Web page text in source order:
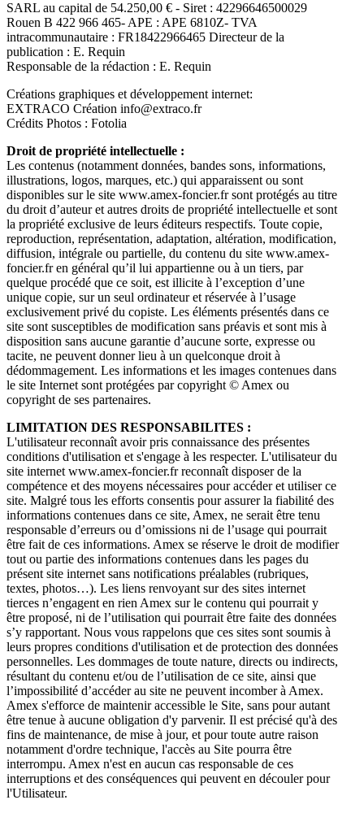
SARL au capital de 54.250,00 € - Siret : 42296646500029
Rouen B 422 966 465- APE : APE 6810Z- TVA
intracommunautaire : FR18422966465 Directeur de la
publication : E. Requin
Responsable de la rédaction : E. Requin
Créations graphiques et développement internet:
EXTRACO Création info@extraco.fr
Crédits Photos : Fotolia
Droit de propriété intellectuelle :
Les contenus (notamment données, bandes sons, informations,
illustrations, logos, marques, etc.) qui apparaissent ou sont
disponibles sur le site www.amex-foncier.fr sont protégés au titre
du droit d’auteur et autres droits de propriété intellectuelle et sont
la propriété exclusive de leurs éditeurs respectifs. Toute copie,
reproduction, représentation, adaptation, altération, modification,
diffusion, intégrale ou partielle, du contenu du site www.amex-
foncier.fr en général qu’il lui appartienne ou à un tiers, par
quelque procédé que ce soit, est illicite à l’exception d’une
unique copie, sur un seul ordinateur et réservée à l’usage
exclusivement privé du copiste. Les éléments présentés dans ce
site sont susceptibles de modification sans préavis et sont mis à
disposition sans aucune garantie d’aucune sorte, expresse ou
tacite, ne peuvent donner lieu à un quelconque droit à
dédommagement. Les informations et les images contenues dans
le site Internet sont protégées par copyright © Amex ou
copyright de ses partenaires.
LIMITATION DES RESPONSABILITES :
L'utilisateur reconnaît avoir pris connaissance des présentes
conditions d'utilisation et s'engage à les respecter. L'utilisateur du
site internet www.amex-foncier.fr reconnaît disposer de la
compétence et des moyens nécessaires pour accéder et utiliser ce
site. Malgré tous les efforts consentis pour assurer la fiabilité des
informations contenues dans ce site, Amex, ne serait être tenu
responsable d’erreurs ou d’omissions ni de l’usage qui pourrait
être fait de ces informations. Amex se réserve le droit de modifier
tout ou partie des informations contenues dans les pages du
présent site internet sans notifications préalables (rubriques,
textes, photos…). Les liens renvoyant sur des sites internet
tierces n’engagent en rien Amex sur le contenu qui pourrait y
être proposé, ni de l’utilisation qui pourrait être faite des données
s’y rapportant. Nous vous rappelons que ces sites sont soumis à
leurs propres conditions d'utilisation et de protection des données
personnelles. Les dommages de toute nature, directs ou indirects,
résultant du contenu et/ou de l’utilisation de ce site, ainsi que
l’impossibilité d’accéder au site ne peuvent incomber à Amex.
Amex s'efforce de maintenir accessible le Site, sans pour autant
être tenue à aucune obligation d'y parvenir. Il est précisé qu'à des
fins de maintenance, de mise à jour, et pour toute autre raison
notamment d'ordre technique, l'accès au Site pourra être
interrompu. Amex n'est en aucun cas responsable de ces
interruptions et des conséquences qui peuvent en découler pour
l'Utilisateur.